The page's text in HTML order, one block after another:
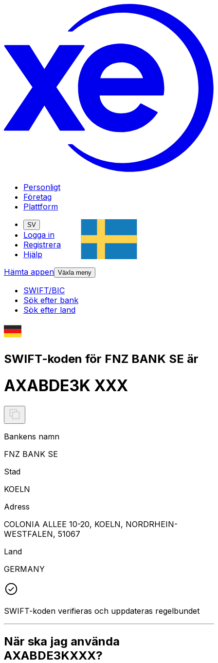
Personligt
Företag
Plattform
SV
Logga in
Registrera
Hjälp
Hämta appen Växla meny
SWIFT/BIC
Sök efter bank
Sök efter land
SWIFT-koden för FNZ BANK SE är
AXABDE3K XXX
Bankens namn
FNZ BANK SE
Stad
KOELN
Adress
COLONIA ALLEE 10-20, KOELN, NORDRHEIN-
WESTFALEN, 51067
Land
GERMANY
SWIFT-koden verifieras och uppdateras regelbundet
När ska jag använda
AXABDE3KXXX?